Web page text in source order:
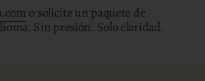
o solicite un paquete de
Sin presión. Solo claridad.